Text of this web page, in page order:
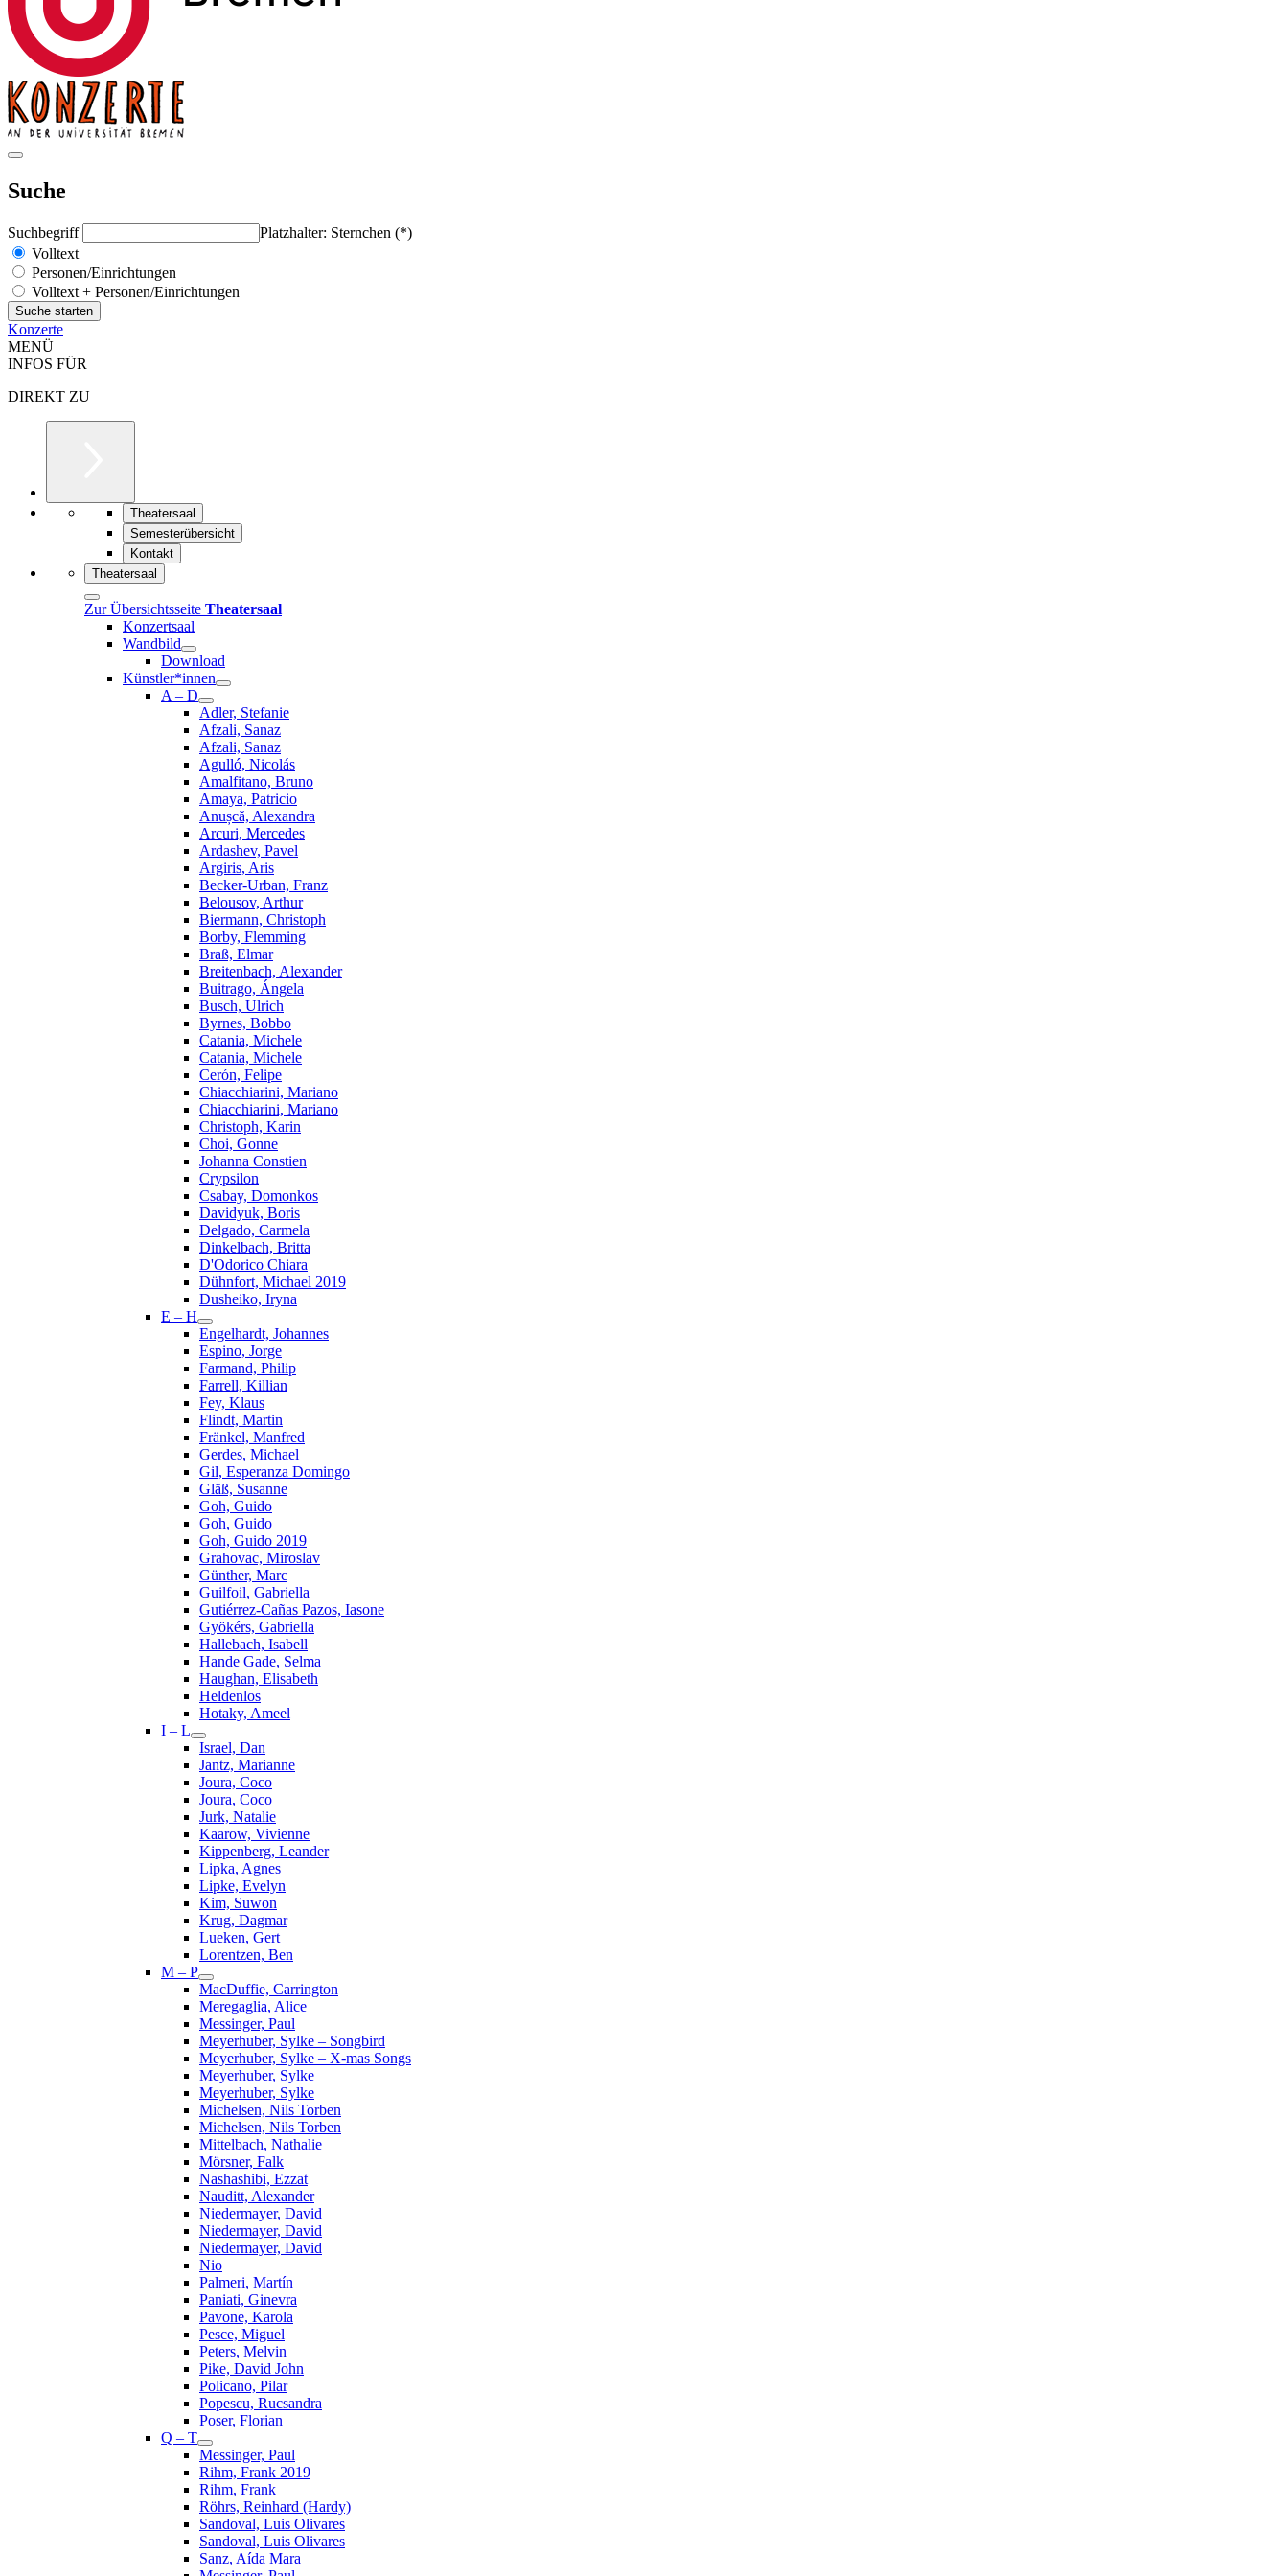
Suche
Suchbegriff
Platzhalter: Sternchen (*)
Volltext
Personen/Einrichtungen
Volltext + Personen/Einrichtungen
Konzerte
MENÜ
INFOS FÜR
DIREKT ZU
Theatersaal
Semesterübersicht
Kontakt
Theatersaal
Zur Übersichtsseite Theatersaal
Konzertsaal
Wandbild
Download
Künstler*innen
A – D
Adler, Stefanie
Afzali, Sanaz
Afzali, Sanaz
Agulló, Nicolás
Amalfitano, Bruno
Amaya, Patricio
Anușcă, Alexandra
Arcuri, Mercedes
Ardashev, Pavel
Argiris, Aris
Becker-Urban, Franz
Belousov, Arthur
Biermann, Christoph
Borby, Flemming
Braß, Elmar
Breitenbach, Alexander
Buitrago, Ángela
Busch, Ulrich
Byrnes, Bobbo
Catania, Michele
Catania, Michele
Cerón, Felipe
Chiacchiarini, Mariano
Chiacchiarini, Mariano
Christoph, Karin
Choi, Gonne
Johanna Constien
Crypsilon
Csabay, Domonkos
Davidyuk, Boris
Delgado, Carmela
Dinkelbach, Britta
D'Odorico Chiara
Dühnfort, Michael 2019
Dusheiko, Iryna
E – H
Engelhardt, Johannes
Espino, Jorge
Farmand, Philip
Farrell, Killian
Fey, Klaus
Flindt, Martin
Fränkel, Manfred
Gerdes, Michael
Gil, Esperanza Domingo
Gläß, Susanne
Goh, Guido
Goh, Guido
Goh, Guido 2019
Grahovac, Miroslav
Günther, Marc
Guilfoil, Gabriella
Gutiérrez-Cañas Pazos, Iasone
Gyökérs, Gabriella
Hallebach, Isabell
Hande Gade, Selma
Haughan, Elisabeth
Heldenlos
Hotaky, Ameel
I – L
Israel, Dan
Jantz, Marianne
Joura, Coco
Joura, Coco
Jurk, Natalie
Kaarow, Vivienne
Kippenberg, Leander
Lipka, Agnes
Lipke, Evelyn
Kim, Suwon
Krug, Dagmar
Lueken, Gert
Lorentzen, Ben
M – P
MacDuffie, Carrington
Meregaglia, Alice
Messinger, Paul
Meyerhuber, Sylke – Songbird
Meyerhuber, Sylke – X-mas Songs
Meyerhuber, Sylke
Meyerhuber, Sylke
Michelsen, Nils Torben
Michelsen, Nils Torben
Mittelbach, Nathalie
Mörsner, Falk
Nashashibi, Ezzat
Nauditt, Alexander
Niedermayer, David
Niedermayer, David
Niedermayer, David
Nio
Palmeri, Martín
Paniati, Ginevra
Pavone, Karola
Pesce, Miguel
Peters, Melvin
Pike, David John
Policano, Pilar
Popescu, Rucsandra
Poser, Florian
Q – T
Messinger, Paul
Rihm, Frank 2019
Rihm, Frank
Röhrs, Reinhard (Hardy)
Sandoval, Luis Olivares
Sandoval, Luis Olivares
Sanz, Aída Mara